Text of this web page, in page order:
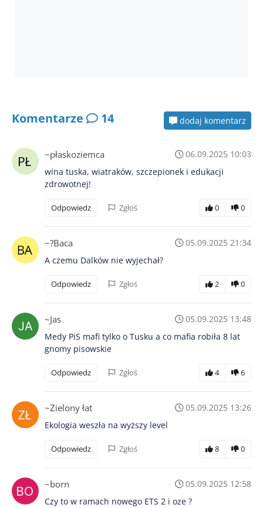
Komentarze 14 dodaj komentarz
~płaskoziemca
06.09.2025 10:03
wina tuska, wiatraków, szczepionek i edukacji
zdrowotnej!
Odpowiedz Zgłoś 0 0
~?Baca
05.09.2025 21:34
A czemu Dalków nie wyjechał?
Odpowiedz Zgłoś 2 0
~Jas
05.09.2025 13:48
Medy PiS mafi tylko o Tusku a co mafia robiła 8 lat
gnomy pisowskie
Odpowiedz Zgłoś 4 6
~Zielony łat
05.09.2025 13:26
Ekologia weszła na wyższy level
Odpowiedz Zgłoś 8 0
~born
05.09.2025 12:58
Czy to w ramach nowego ETS 2 i oze ?